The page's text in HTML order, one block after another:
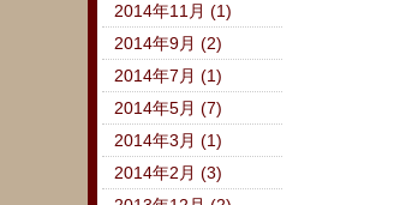
2014年11月 (1)
2014年9月 (2)
2014年7月 (1)
2014年5月 (7)
2014年3月 (1)
2014年2月 (3)